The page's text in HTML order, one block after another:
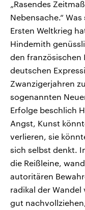
„Rasendes
Nebensache.“
Ersten Weltkrieg
Hindemith
den französischen
deutschen
Zwanzigerjahren
sogenannten
Erfolge beschlich
Angst, Kunst
verlieren, sie
sich selbst denkt.
die Reißleine,
autoritären
radikal der
gut